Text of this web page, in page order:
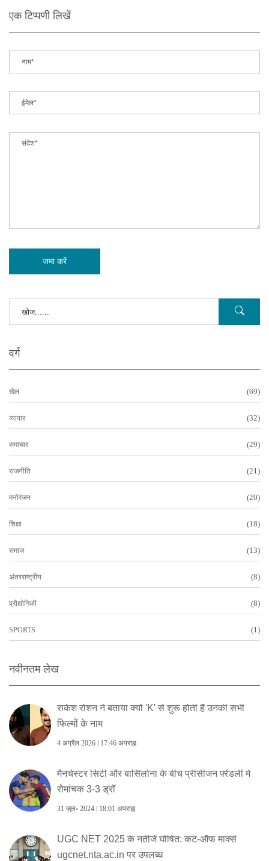
एक टिप्पणी लिखें
जमा करें
वर्ग
खेल (69)
व्यापार (32)
समाचार (29)
राजनीति (21)
मनोरंजन (20)
शिक्षा (18)
समाज (13)
अंतरराष्ट्रीय (8)
प्रौद्योगिकी (8)
SPORTS (1)
नवीनतम लेख
राकेश रोशन ने बताया क्यों 'K' से शुरू होती हैं उनकी सभी
फिल्मों के नाम
4 अप्रैल 2026 | 17:46 अपराह्न
मैनचेस्टर सिटी और बार्सिलोना के बीच प्रीसीजन फ़्रेंडली में
रोमांचक 3-3 ड्रॉ
31 जुल॰ 2024 | 18:01 अपराह्न
UGC NET 2025 के नतीजे घोषित: कट-ऑफ मार्क्स
ugcnet.nta.ac.in पर उपलब्ध